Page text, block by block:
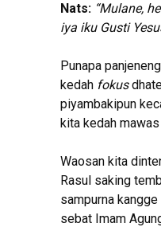
Nats: “Mulane,
iya iku Gusti
Punapa
kedah fokus
piyambakipun
kita kedah
Waosan kita
Rasul saking
sampurna
sebat Imam